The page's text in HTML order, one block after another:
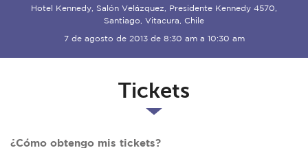
Hotel Kennedy, Salón Velázquez, Presidente Kennedy 4570,
Santiago, Vitacura, Chile
7 de agosto de 2013 de 8:30 am a 10:30 am
Tickets
¿Cómo obtengo mis tickets?